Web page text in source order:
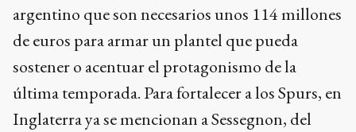
argentino que son necesarios unos 114 millones
de euros para armar un plantel que pueda
sostener o acentuar el protagonismo de la
última temporada. Para fortalecer a los Spurs, en
Inglaterra ya se mencionan a Sessegnon, del